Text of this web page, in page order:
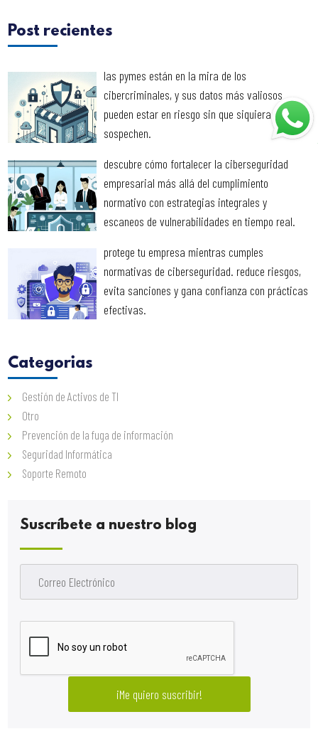
Post recientes
las pymes están en la mira de los
cibercriminales, y sus datos más valiosos
pueden estar en riesgo sin que siquiera lo
sospechen.
descubre cómo fortalecer la ciberseguridad
empresarial más allá del cumplimiento
normativo con estrategias integrales y
escaneos de vulnerabilidades en tiempo real.
protege tu empresa mientras cumples
normativas de ciberseguridad. reduce riesgos,
evita sanciones y gana confianza con prácticas
efectivas.
Categorias
Gestión de Activos de TI
Otro
Prevención de la fuga de información
Seguridad Informática
Soporte Remoto
Suscríbete a nuestro blog